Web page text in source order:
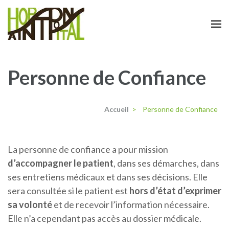
Aller
au
contenu
Personne de Confiance
Accueil > Personne de Confiance
La personne de confiance a pour mission
d’accompagner le patient, dans ses démarches, dans
ses entretiens médicaux et dans ses décisions. Elle
sera consultée si le patient est hors d’état d’exprimer
sa volontéet de recevoir l’information nécessaire.
Elle n’a cependant pas accès au dossier médicale.